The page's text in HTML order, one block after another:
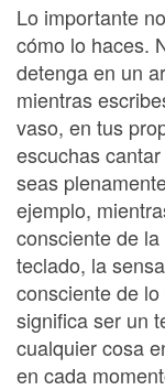
Lo importante
cómo lo haces.
detenga en un
mientras
vaso, en tus
escuchas
seas
ejemplo,
consciente de
teclado, la
consciente de
significa ser un
cualquier cosa
en cada